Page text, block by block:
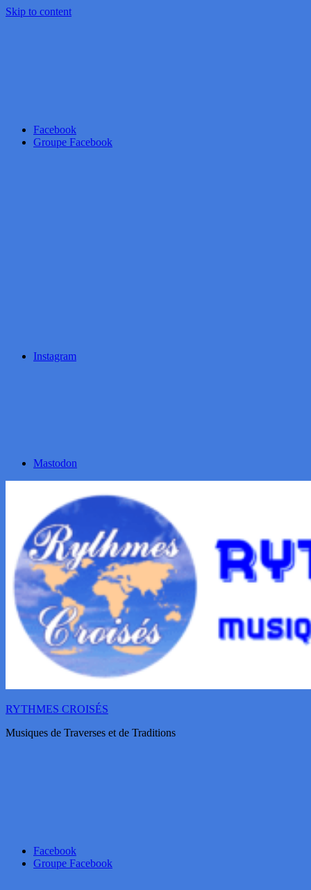
Skip to content
Facebook
Groupe Facebook
Instagram
Mastodon
RYTHMES CROISÉS
Musiques de Traverses et de Traditions
Facebook
Groupe Facebook